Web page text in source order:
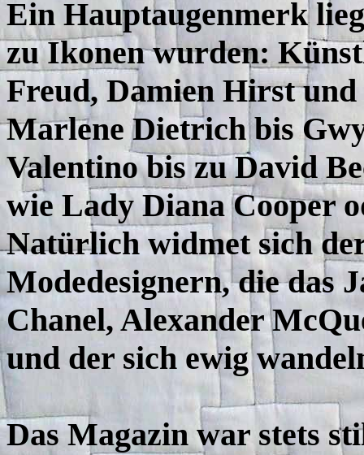
Ein Hauptaugenmerk
zu Ikonen wurden:
Freud, Damien Hirst
Marlene Dietrich bis
Valentino bis zu David
wie Lady Diana Cooper
Natürlich widmet sich
Modedesignern, die das
Chanel, Alexander
und der sich ewig
Das Magazin war stets